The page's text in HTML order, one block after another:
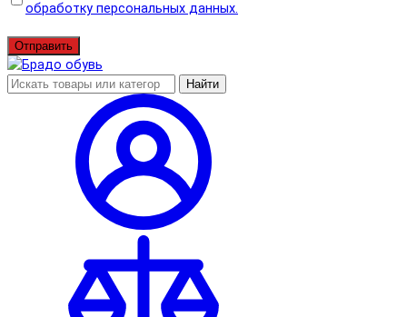
обработку персональных данных.
Отправить
Найти